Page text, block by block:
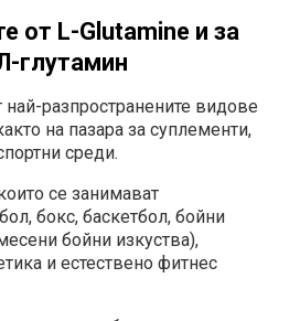
от L-Glutamine и за
глутамин
най-разпространените видове
на пазара за суплементи,
среди.
се занимават
бокс, баскетбол, бойни
бойни изкуства),
и естествено фитнес